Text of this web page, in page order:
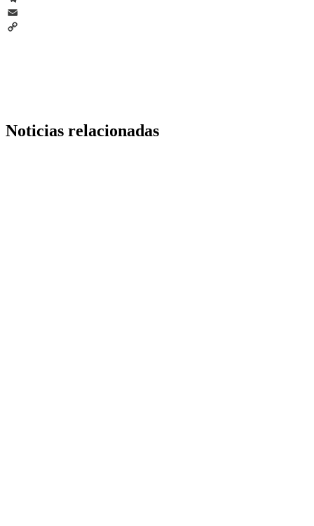
Telegram
Email
Noticias relacionadas